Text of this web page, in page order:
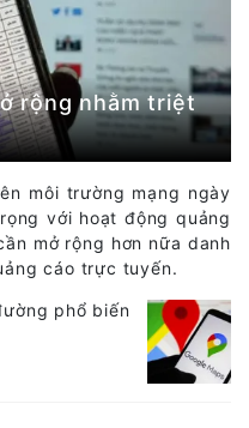
rộng nhằm triệt
môi trường mạng ngày
với hoạt động quảng
mở rộng hơn nữa danh
cáo trực tuyến.
phổ biến